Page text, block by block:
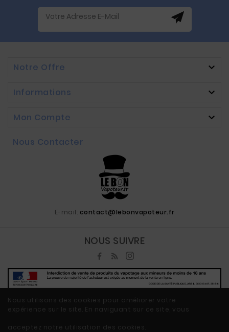
Nous utilisons des cookies pour améliorer votre
expérience sur le site. En naviguant sur ce site, vous
acceptez notre utilisation des cookies.
Notre Offre 
Informations 
Mon Compte 
Nous Contacter
E-mail: contact@lebonvapoteur.fr
NOUS SUIVRE
© 2020 - Ecommerce Vape By LeBonVapoteur.fr™